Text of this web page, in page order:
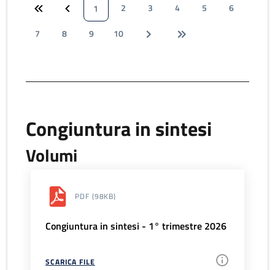
1 2 3 4 5
6
7
8 9 10
Congiuntura in sintesi
Volumi
PDF (98KB)
Congiuntura in sintesi - 1° trimestre 2026
SCARICA FILE